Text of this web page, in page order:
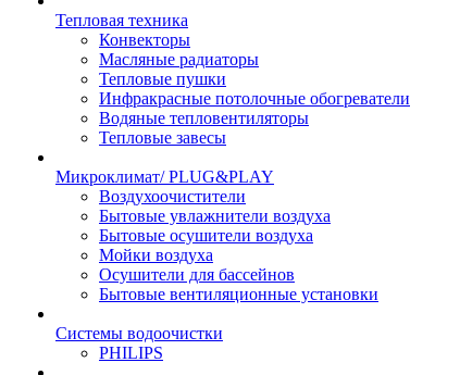
Тепловая техника
Конвекторы
Масляные радиаторы
Тепловые пушки
Инфракрасные потолочные обогреватели
Водяные тепловентиляторы
Тепловые завесы
Микроклимат/ PLUG&PLAY
Воздухоочистители
Бытовые увлажнители воздуха
Бытовые осушители воздуха
Мойки воздуха
Осушители для бассейнов
Бытовые вентиляционные установки
Системы водоочистки
PHILIPS